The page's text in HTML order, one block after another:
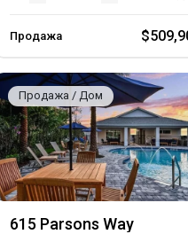
Продажа
Продажа / Дом
615 Parsons Way